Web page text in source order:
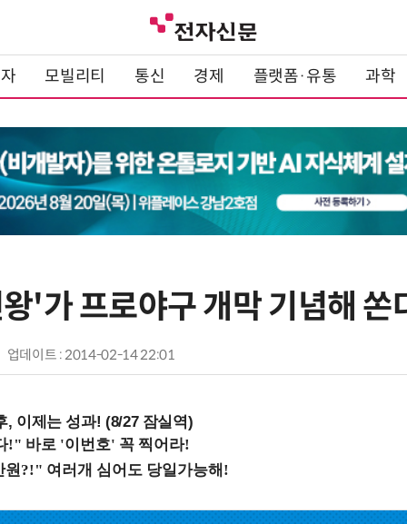
모빌리티 통신 경제 플랫폼·유통 과학
'가 프로야구 개막 기념해 쏜
업데이트 : 2014-02-14 22:01
, 이제는 성과! (8/27 잠실역)